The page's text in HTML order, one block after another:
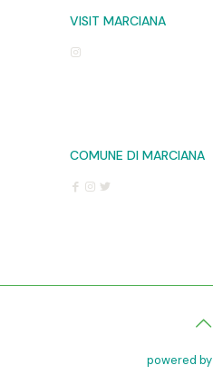
VISIT MARCIANA
COMUNE DI MARCIANA
powered by